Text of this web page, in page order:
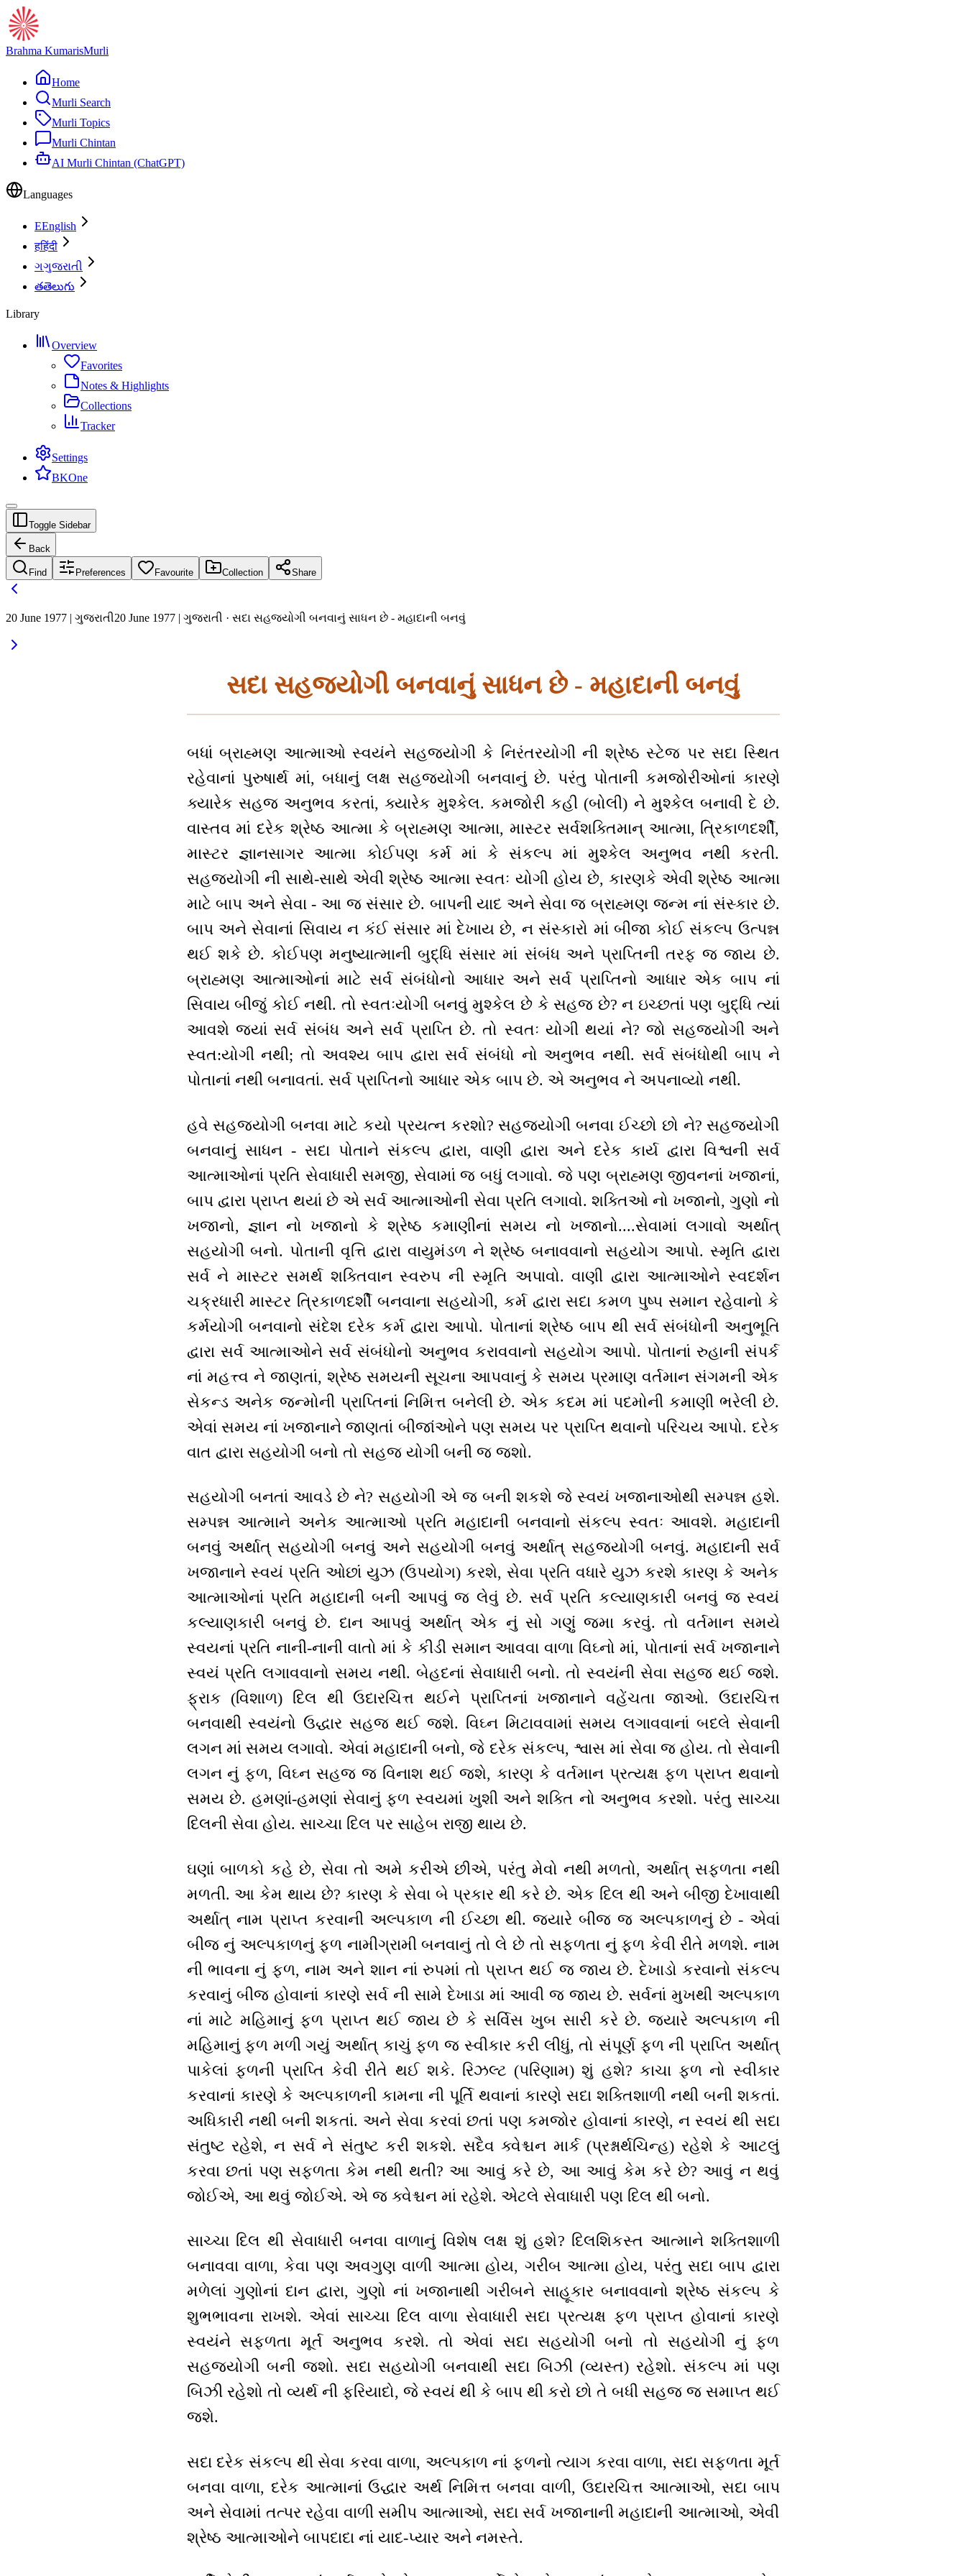
Brahma KumarisMurli
Home
Murli Search
Murli Topics
Murli Chintan
AI Murli Chintan (ChatGPT)
Languages
EEnglish
हहिंदी
ગગુજરાતી
తతెలుగు
Library
Overview
Favorites
Notes & Highlights
Collections
Tracker
Settings
BKOne
Toggle Sidebar
Back
Find Preferences Favourite Collection Share
20 June 1977 | ગુજરાતી20 June 1977 | ગુજરાતી · સદા સહજયોગી બનવાનું સાધન છે - મહાદાની બનવું
સદા સહજયોગી બનવાનું સાધન છે - મહાદાની બનવું
બધાં બ્રાહ્મણ આત્માઓ સ્વયંને સહજયોગી કે નિરંતરયોગી ની શ્રેષ્ઠ સ્ટેજ પર સદા સ્થિત
રહેવાનાં પુરુષાર્થ માં, બધાનું લક્ષ સહજયોગી બનવાનું છે. પરંતુ પોતાની કમજોરીઓનાં કારણે
ક્યારેક સહજ અનુભવ કરતાં, ક્યારેક મુશ્કેલ. કમજોરી કહી (બોલી) ને મુશ્કેલ બનાવી દે છે.
વાસ્તવ માં દરેક શ્રેષ્ઠ આત્મા કે બ્રાહ્મણ આત્મા, માસ્ટર સર્વશક્તિમાન્ આત્મા, ત્રિકાળદર્શી,
માસ્ટર જ્ઞાનસાગર આત્મા કોઈપણ કર્મ માં કે સંકલ્પ માં મુશ્કેલ અનુભવ નથી કરતી.
સહજયોગી ની સાથે-સાથે એવી શ્રેષ્ઠ આત્મા સ્વતઃ યોગી હોય છે, કારણકે એવી શ્રેષ્ઠ આત્મા
માટે બાપ અને સેવા - આ જ સંસાર છે. બાપની યાદ અને સેવા જ બ્રાહ્મણ જન્મ નાં સંસ્કાર છે.
બાપ અને સેવાનાં સિવાય ન કંઈ સંસાર માં દેખાય છે, ન સંસ્કારો માં બીજા કોઈ સંકલ્પ ઉત્પન્ન
થઈ શકે છે. કોઈપણ મનુષ્યાત્માની બુદ્ધિ સંસાર માં સંબંધ અને પ્રાપ્તિની તરફ જ જાય છે.
બ્રાહ્મણ આત્માઓનાં માટે સર્વ સંબંધોનો આધાર અને સર્વ પ્રાપ્તિનો આધાર એક બાપ નાં
સિવાય બીજું કોઈ નથી. તો સ્વતઃયોગી બનવું મુશ્કેલ છે કે સહજ છે? ન ઇચ્છતાં પણ બુદ્ધિ ત્યાં
આવશે જ્યાં સર્વ સંબંધ અને સર્વ પ્રાપ્તિ છે. તો સ્વતઃ યોગી થયાં ને? જો સહજયોગી અને
સ્વત:યોગી નથી; તો અવશ્ય બાપ દ્વારા સર્વ સંબંધો નો અનુભવ નથી. સર્વ સંબંધોથી બાપ ને
પોતાનાં નથી બનાવતાં. સર્વ પ્રાપ્તિનો આધાર એક બાપ છે. એ અનુભવ ને અપનાવ્યો નથી.
હવે સહજયોગી બનવા માટે કયો પ્રયત્ન કરશો? સહજયોગી બનવા ઈચ્છો છો ને? સહજયોગી
બનવાનું સાધન - સદા પોતાને સંકલ્પ દ્વારા, વાણી દ્વારા અને દરેક કાર્ય દ્વારા વિશ્વની સર્વ
આત્માઓનાં પ્રતિ સેવાધારી સમજી, સેવામાં જ બધું લગાવો. જે પણ બ્રાહ્મણ જીવનનાં ખજાનાં,
બાપ દ્વારા પ્રાપ્ત થયાં છે એ સર્વ આત્માઓની સેવા પ્રતિ લગાવો. શક્તિઓ નો ખજાનો, ગુણો નો
ખજાનો, જ્ઞાન નો ખજાનો કે શ્રેષ્ઠ કમાણીનાં સમય નો ખજાનો....સેવામાં લગાવો અર્થાત્
સહયોગી બનો. પોતાની વૃત્તિ દ્વારા વાયુમંડળ ને શ્રેષ્ઠ બનાવવાનો સહયોગ આપો. સ્મૃતિ દ્વારા
સર્વ ને માસ્ટર સમર્થ શક્તિવાન સ્વરુપ ની સ્મૃતિ અપાવો. વાણી દ્વારા આત્માઓને સ્વદર્શન
ચક્રધારી માસ્ટર ત્રિકાળદર્શી બનવાના સહયોગી, કર્મ દ્વારા સદા કમળ પુષ્પ સમાન રહેવાનો કે
કર્મયોગી બનવાનો સંદેશ દરેક કર્મ દ્વારા આપો. પોતાનાં શ્રેષ્ઠ બાપ થી સર્વ સંબંધોની અનુભૂતિ
દ્વારા સર્વ આત્માઓને સર્વ સંબંધોનો અનુભવ કરાવવાનો સહયોગ આપો. પોતાનાં રુહાની સંપર્ક
નાં મહત્ત્વ ને જાણતાં, શ્રેષ્ઠ સમયની સૂચના આપવાનું કે સમય પ્રમાણ વર્તમાન સંગમની એક
સેકન્ડ અનેક જન્મોની પ્રાપ્તિનાં નિમિત્ત બનેલી છે. એક કદમ માં પદમોની કમાણી ભરેલી છે.
એવાં સમય નાં ખજાનાને જાણતાં બીજાંઓને પણ સમય પર પ્રાપ્તિ થવાનો પરિચય આપો. દરેક
વાત દ્વારા સહયોગી બનો તો સહજ યોગી બની જ જશો.
સહયોગી બનતાં આવડે છે ને? સહયોગી એ જ બની શકશે જે સ્વયં ખજાનાઓથી સમ્પન્ન હશે.
સમ્પન્ન આત્માને અનેક આત્માઓ પ્રતિ મહાદાની બનવાનો સંકલ્પ સ્વતઃ આવશે. મહાદાની
બનવું અર્થાત્ સહયોગી બનવું અને સહયોગી બનવું અર્થાત્ સહજયોગી બનવું. મહાદાની સર્વ
ખજાનાને સ્વયં પ્રતિ ઓછાં યુઝ (ઉપયોગ) કરશે, સેવા પ્રતિ વધારે યુઝ કરશે કારણ કે અનેક
આત્માઓનાં પ્રતિ મહાદાની બની આપવું જ લેવું છે. સર્વ પ્રતિ કલ્યાણકારી બનવું જ સ્વયં
કલ્યાણકારી બનવું છે. દાન આપવું અર્થાત્ એક નું સો ગણું જમા કરવું. તો વર્તમાન સમયે
સ્વયનાં પ્રતિ નાની-નાની વાતો માં કે કીડી સમાન આવવા વાળા વિઘ્નો માં, પોતાનાં સર્વ ખજાનાને
સ્વયં પ્રતિ લગાવવાનો સમય નથી. બેહદનાં સેવાધારી બનો. તો સ્વયંની સેવા સહજ થઈ જશે.
ફ્રાક (વિશાળ) દિલ થી ઉદારચિત્ત થઈને પ્રાપ્તિનાં ખજાનાને વહેંચતા જાઓ. ઉદારચિત્ત
બનવાથી સ્વયંનો ઉદ્ધાર સહજ થઈ જશે. વિઘ્ન મિટાવવામાં સમય લગાવવાનાં બદલે સેવાની
લગન માં સમય લગાવો. એવાં મહાદાની બનો, જે દરેક સંકલ્પ, શ્વાસ માં સેવા જ હોય. તો સેવાની
લગન નું ફળ, વિઘ્ન સહજ જ વિનાશ થઈ જશે, કારણ કે વર્તમાન પ્રત્યક્ષ ફળ પ્રાપ્ત થવાનો
સમય છે. હમણાં-હમણાં સેવાનું ફળ સ્વયમાં ખુશી અને શક્તિ નો અનુભવ કરશો. પરંતુ સાચ્ચા
દિલની સેવા હોય. સાચ્ચા દિલ પર સાહેબ રાજી થાય છે.
ઘણાં બાળકો કહે છે, સેવા તો અમે કરીએ છીએ, પરંતુ મેવો નથી મળતો, અર્થાત્ સફળતા નથી
મળતી. આ કેમ થાય છે? કારણ કે સેવા બે પ્રકાર થી કરે છે. એક દિલ થી અને બીજી દેખાવાથી
અર્થાત્ નામ પ્રાપ્ત કરવાની અલ્પકાળ ની ઈચ્છા થી. જ્યારે બીજ જ અલ્પકાળનું છે - એવાં
બીજ નું અલ્પકાળનું ફળ નામીગ્રામી બનવાનું તો લે છે તો સફળતા નું ફળ કેવી રીતે મળશે. નામ
ની ભાવના નું ફળ, નામ અને શાન નાં રુપમાં તો પ્રાપ્ત થઈ જ જાય છે. દેખાડો કરવાનો સંકલ્પ
કરવાનું બીજ હોવાનાં કારણે સર્વ ની સામે દેખાડા માં આવી જ જાય છે. સર્વનાં મુખથી અલ્પકાળ
નાં માટે મહિમાનું ફળ પ્રાપ્ત થઈ જાય છે કે સર્વિસ ખુબ સારી કરે છે. જ્યારે અલ્પકાળ ની
મહિમાનું ફળ મળી ગયું અર્થાત્ કાચું ફળ જ સ્વીકાર કરી લીધું, તો સંપૂર્ણ ફળ ની પ્રાપ્તિ અર્થાત્
પાકેલાં ફળની પ્રાપ્તિ કેવી રીતે થઈ શકે. રિઝલ્ટ (પરિણામ) શું હશે? કાચા ફળ નો સ્વીકાર
કરવાનાં કારણે કે અલ્પકાળની કામના ની પૂર્તિ થવાનાં કારણે સદા શક્તિશાળી નથી બની શકતાં.
અધિકારી નથી બની શકતાં. અને સેવા કરવાં છતાં પણ કમજોર હોવાનાં કારણે, ન સ્વયં થી સદા
સંતુષ્ટ રહેશે, ન સર્વ ને સંતુષ્ટ કરી શકશે. સદૈવ ક્વેશ્ચન માર્ક (પ્રશ્નાર્થચિન્હ) રહેશે કે આટલું
કરવા છતાં પણ સફળતા કેમ નથી થતી? આ આવું કરે છે, આ આવું કેમ કરે છે? આવું ન થવું
જોઈએ, આ થવું જોઈએ. એ જ ક્વેશ્ચન માં રહેશે. એટલે સેવાધારી પણ દિલ થી બનો.
સાચ્ચા દિલ થી સેવાધારી બનવા વાળાનું વિશેષ લક્ષ શું હશે? દિલશિકસ્ત આત્માને શક્તિશાળી
બનાવવા વાળા, કેવા પણ અવગુણ વાળી આત્મા હોય, ગરીબ આત્મા હોય, પરંતુ સદા બાપ દ્વારા
મળેલાં ગુણોનાં દાન દ્વારા, ગુણો નાં ખજાનાથી ગરીબને સાહૂકાર બનાવવાનો શ્રેષ્ઠ સંકલ્પ કે
શુભભાવના રાખશે. એવાં સાચ્ચા દિલ વાળા સેવાધારી સદા પ્રત્યક્ષ ફળ પ્રાપ્ત હોવાનાં કારણે
સ્વયંને સફળતા મૂર્ત અનુભવ કરશે. તો એવાં સદા સહયોગી બનો તો સહયોગી નું ફળ
સહજયોગી બની જશો. સદા સહયોગી બનવાથી સદા બિઝી (વ્યસ્ત) રહેશો. સંકલ્પ માં પણ
બિઝી રહેશો તો વ્યર્થ ની ફરિયાદો, જે સ્વયં થી કે બાપ થી કરો છો તે બધી સહજ જ સમાપ્ત થઈ
જશે.
સદા દરેક સંકલ્પ થી સેવા કરવા વાળા, અલ્પકાળ નાં ફળનો ત્યાગ કરવા વાળા, સદા સફળતા મૂર્ત
બનવા વાળા, દરેક આત્માનાં ઉદ્ધાર અર્થ નિમિત્ત બનવા વાળી, ઉદારચિત્ત આત્માઓ, સદા બાપ
અને સેવામાં તત્પર રહેવા વાળી સમીપ આત્માઓ, સદા સર્વ ખજાનાની મહાદાની આત્માઓ, એવી
શ્રેષ્ઠ આત્માઓને બાપદાદા નાં યાદ-પ્યાર અને નમસ્તે.